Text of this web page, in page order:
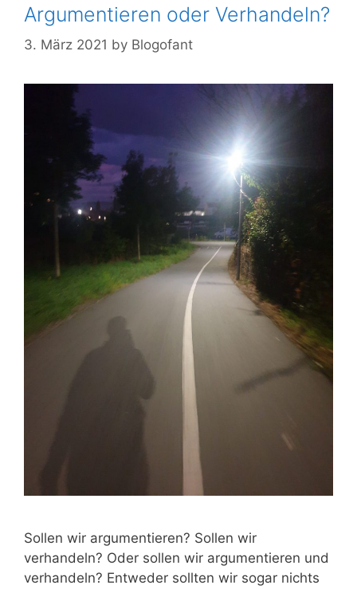
Argumentieren oder Verhandeln?
3. März 2021 by Blogofant
Sollen wir argumentieren? Sollen wir
verhandeln? Oder sollen wir argumentieren und
verhandeln? Entweder sollten wir sogar nichts